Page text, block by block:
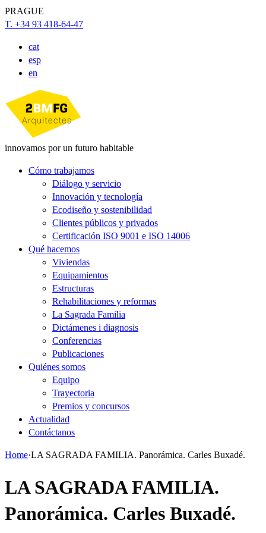
PRAGUE
T. +34 93 418-64-47
cat
esp
en
innovamos por un futuro habitable
Cómo trabajamos
Diálogo y servicio
Innovación y tecnología
Ecodiseño y sostenibilidad
Clientes públicos y privados
Certificación ISO 9001 e ISO 14006
Qué hacemos
Viviendas
Equipamientos
Estructuras
Rehabilitaciones y reformas
La Sagrada Familia
Dictámenes i diagnosis
Conferencias
Publicaciones
Quiénes somos
Equipo
Trayectoria
Premios y concursos
Actualidad
Contáctanos
Home·LA SAGRADA FAMILIA. Panorámica. Carles Buxadé.
LA SAGRADA FAMILIA.
Panorámica. Carles Buxadé.